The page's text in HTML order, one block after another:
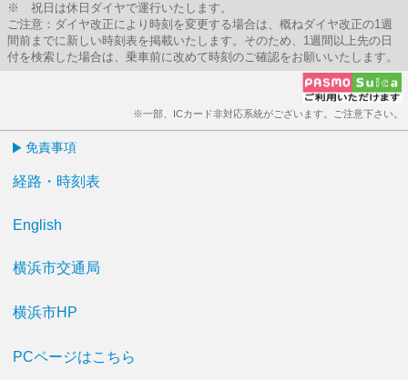
※ 祝日は休日ダイヤで運行いたします。
ご注意：ダイヤ改正により時刻を変更する場合は、概ねダイヤ改正の1週
間前までに新しい時刻表を掲載いたします。そのため、1週間以上先の日
付を検索した場合は、乗車前に改めて時刻のご確認をお願いいたします。
※一部、ICカード非対応系統がございます。ご注意下さい。
免責事項
経路・時刻表
English
横浜市交通局
横浜市HP
PCページはこちら